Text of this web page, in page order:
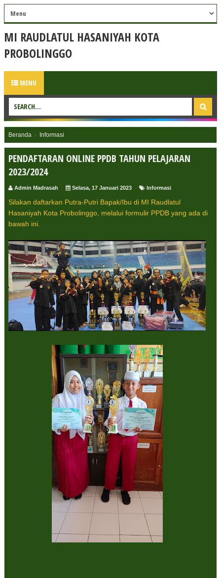
MI RAUDLATUL HASANIYAH KOTA
PROBOLINGGO
MENU
Beranda › Informasi
PENDAFTARAN ONLINE PPDB TAHUN PELAJARAN
2023/2024
Admin Madrasah Selasa, 17 Januari 2023 Informasi
Silakan daftarkan Putra-Putri Bapak/Ibu di MI Raudlatul
Hasaniyah Kota Probolinggo, melalui formulir PPDB yang ada di
bawah ini.